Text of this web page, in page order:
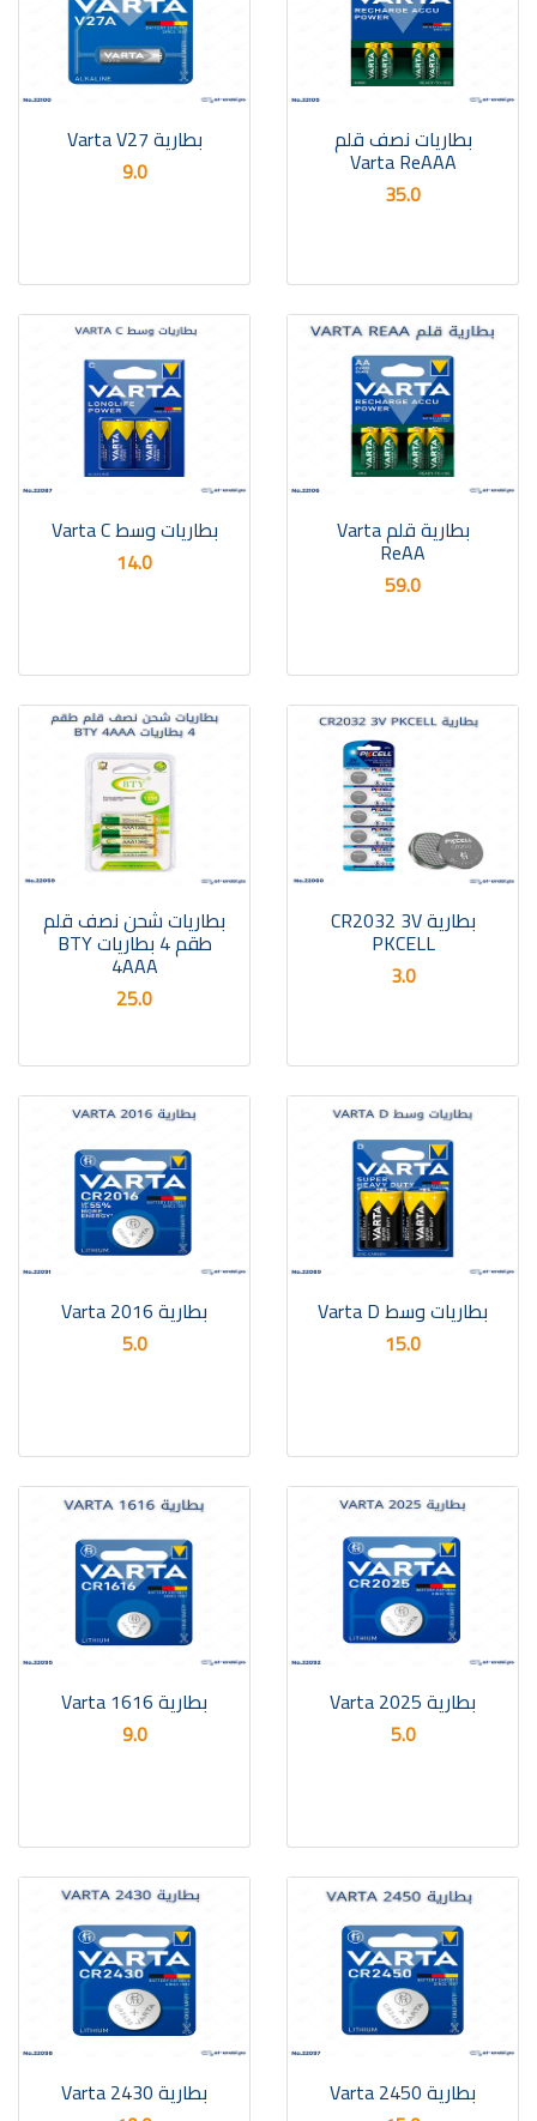
بطاريات نصف قلم
Varta ReAAA
35.0
بطارية Varta V27
9.0
بطارية قلم Varta
ReAA
59.0
بطاريات وسط Varta C
14.0
بطارية CR2032 3V
PKCELL
3.0
بطاريات شحن نصف قلم
طقم 4 بطاريات BTY
4AAA
25.0
بطاريات وسط Varta D
15.0
بطارية Varta 2016
5.0
بطارية Varta 2025
5.0
بطارية Varta 1616
9.0
بطارية Varta 2450
بطارية Varta 2430